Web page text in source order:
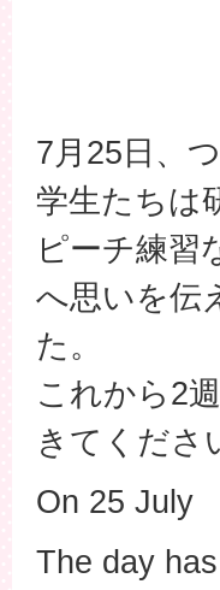
7月25日、
学生たちは
ピーチ練習
へ思いを伝
た。
これから2
きてくださ
On 25 July
The day